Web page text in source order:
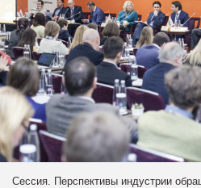
Сессия. Перспективы индустрии